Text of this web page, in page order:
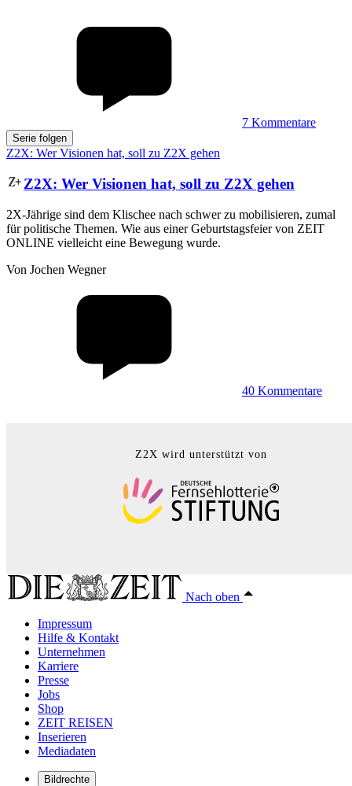
7 Kommentare
Serie folgen
Z2X: Wer Visionen hat, soll zu Z2X gehen
Z2X: Wer Visionen hat, soll zu Z2X gehen
2X-Jährige sind dem Klischee nach schwer zu mobilisieren, zumal
für politische Themen. Wie aus einer Geburtstagsfeier von ZEIT
ONLINE vielleicht eine Bewegung wurde.
Von Jochen Wegner
40 Kommentare
Z2X wird unterstützt von
Nach oben
Impressum
Hilfe & Kontakt
Unternehmen
Karriere
Presse
Jobs
Shop
ZEIT REISEN
Inserieren
Mediadaten
Bildrechte